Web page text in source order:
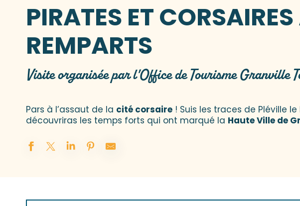
PIRATES ET
REMPARTS
Visite organisée par l'Office de Tourisme Granville
Pars à l’assaut de la cité corsaire ! Suis les traces de Pléville
découvriras les temps forts qui ont marqué la Haute Ville de